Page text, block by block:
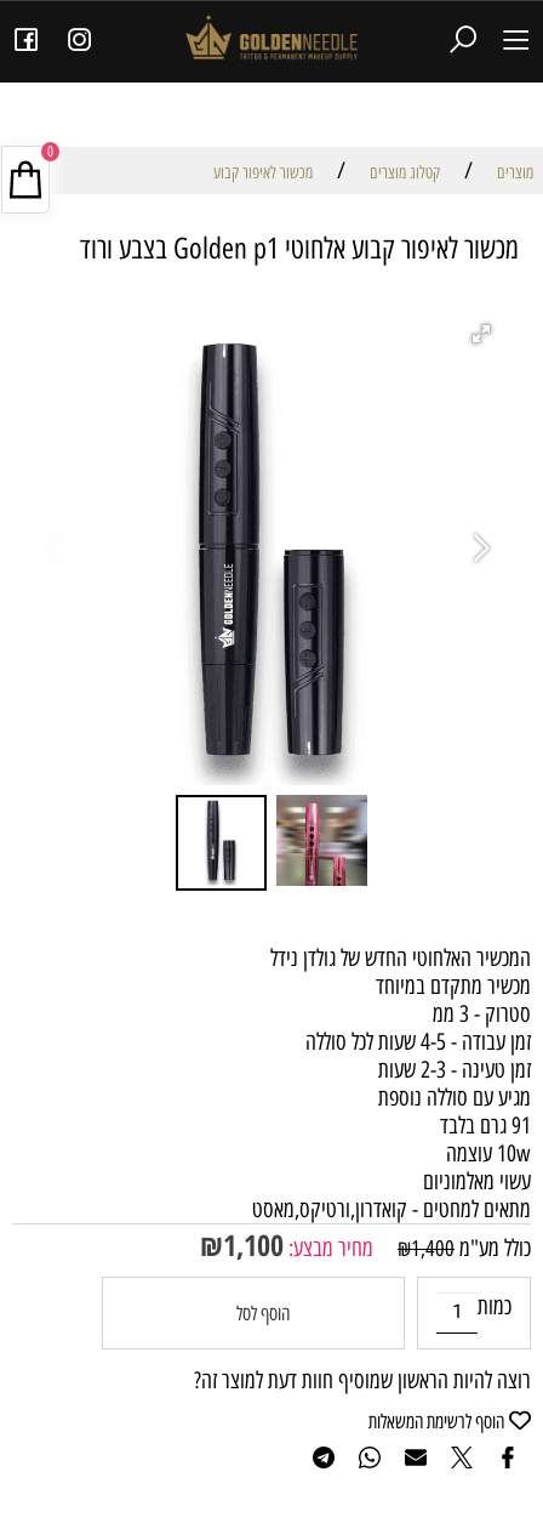
מוצרים / קטלוג מוצרים / מכשור לאיפור קבוע
מכשור לאיפור קבוע אלחוטי Golden p1 בצבע ורוד
המכשיר האלחוטי החדש של גולדן נידל
מכשיר מתקדם במיוחד
סטרוק - 3 ממ
זמן עבודה - 4-5 שעות לכל סוללה
זמן טעינה - 2-3 שעות
מגיע עם סוללה נוספת
91 גרם בלבד
10w עוצמה
עשוי מאלמוניום
מתאים למחטים - קואדרון,ורטיקס,מאסט
כולל מע"מ
₪1,400 מחיר מבצע: ₪1,100
כמות הוסף לסל
רוצה להיות הראשון שמוסיף חוות דעת למוצר זה?
הוסף לרשימת המשאלות
0